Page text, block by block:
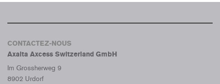
CONTACTEZ-NOUS
Axalta Axcess Switzerland GmbH
Im Grossherweg 9
8902 Urdorf